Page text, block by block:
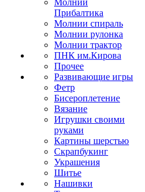
Молнии
Прибалтика
Молнии спираль
Молнии рулонка
Молнии трактор
ПНК им.Кирова
Прочее
Развивающие игры
Фетр
Бисероплетение
Вязание
Игрушки своими
руками
Картины шерстью
Скрапбукинг
Украшения
Шитье
Нашивки